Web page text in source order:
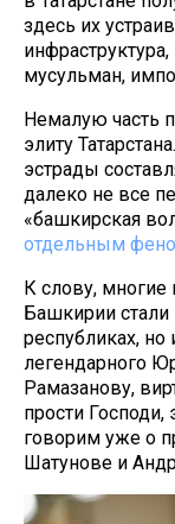
здесь их
мусульман,
Немалую часть
элиту
эстрады
далеко не все
«башкирская
отдельным
К слову,
Башкирии
республиках,
легендарного
Рамазанову,
прости Господи,
говорим уже о
Шатунове и